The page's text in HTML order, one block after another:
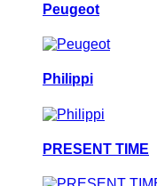
Peugeot
Philippi
PRESENT TIME